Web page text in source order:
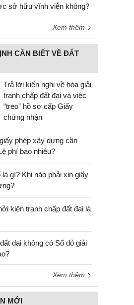
sở hữu vĩnh viễn không?
Xem thêm
CẦN BIẾT VỀ ĐẤT
Trả lời kiến nghị về hòa giải
tranh chấp đất đai và việc
“treo” hồ sơ cấp Giấy
chứng nhận
phép xây dựng cần
phí bao nhiêu?
là gì? Khi nào phải xin giấy
kiện tranh chấp đất đai là
đai không có Sổ đỏ giải
Xem thêm
MỚI